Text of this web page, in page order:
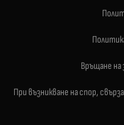
Връщане на
При възникване на спор,